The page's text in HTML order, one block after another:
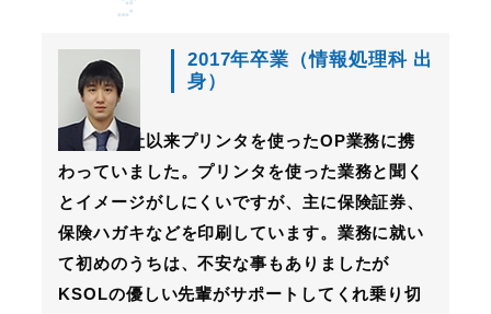
2017年卒業（情報処理科 出
身）
私は、入社以来プリンタを使ったOP業務に携
わっていました。プリンタを使った業務と聞く
とイメージがしにくいですが、主に保険証券、
保険ハガキなどを印刷しています。業務に就い
て初めのうちは、不安な事もありましたが
KSOLの優しい先輩がサポートしてくれ乗り切